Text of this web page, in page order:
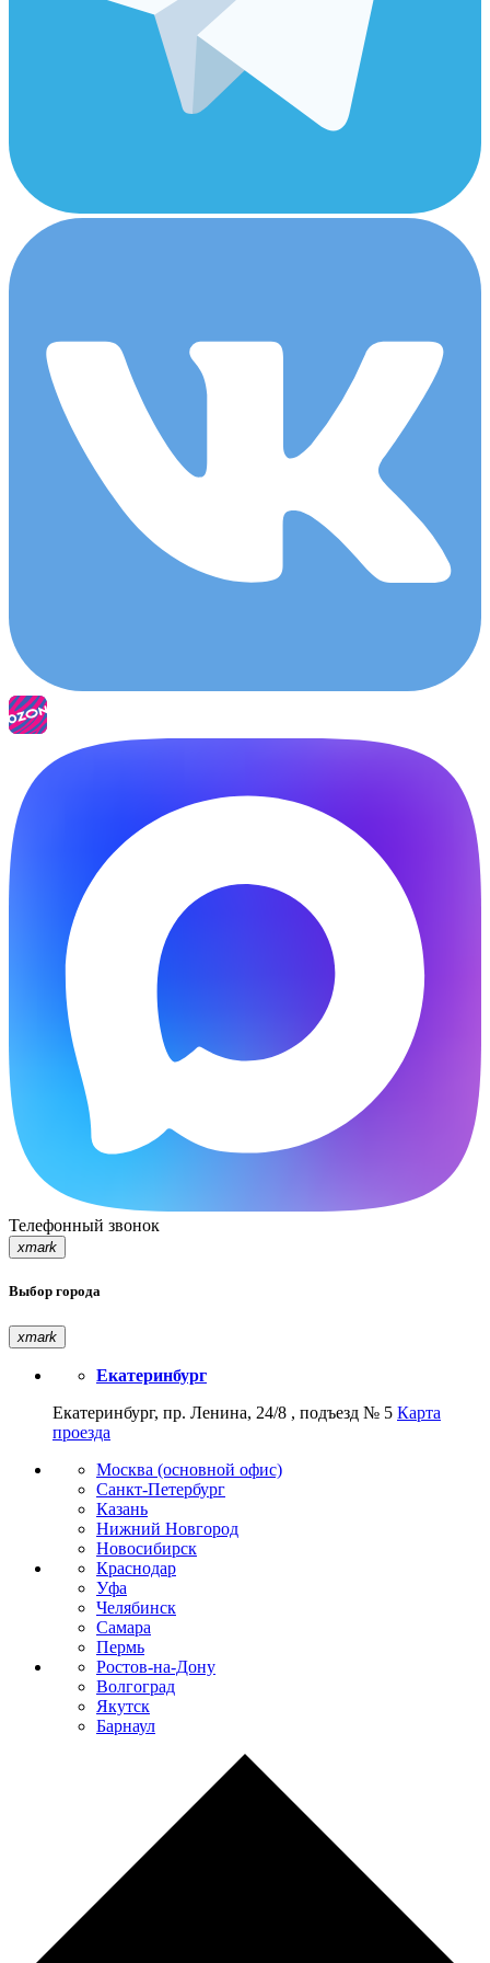
Телефонный звонок
xmark
Выбор города
xmark
Екатеринбург
Екатеринбург, пр. Ленина, 24/8 , подъезд № 5 Карта
проезда
Москва (основной офис)
Санкт-Петербург
Казань
Нижний Новгород
Новосибирск
Краснодар
Уфа
Челябинск
Самара
Пермь
Ростов-на-Дону
Волгоград
Якутск
Барнаул